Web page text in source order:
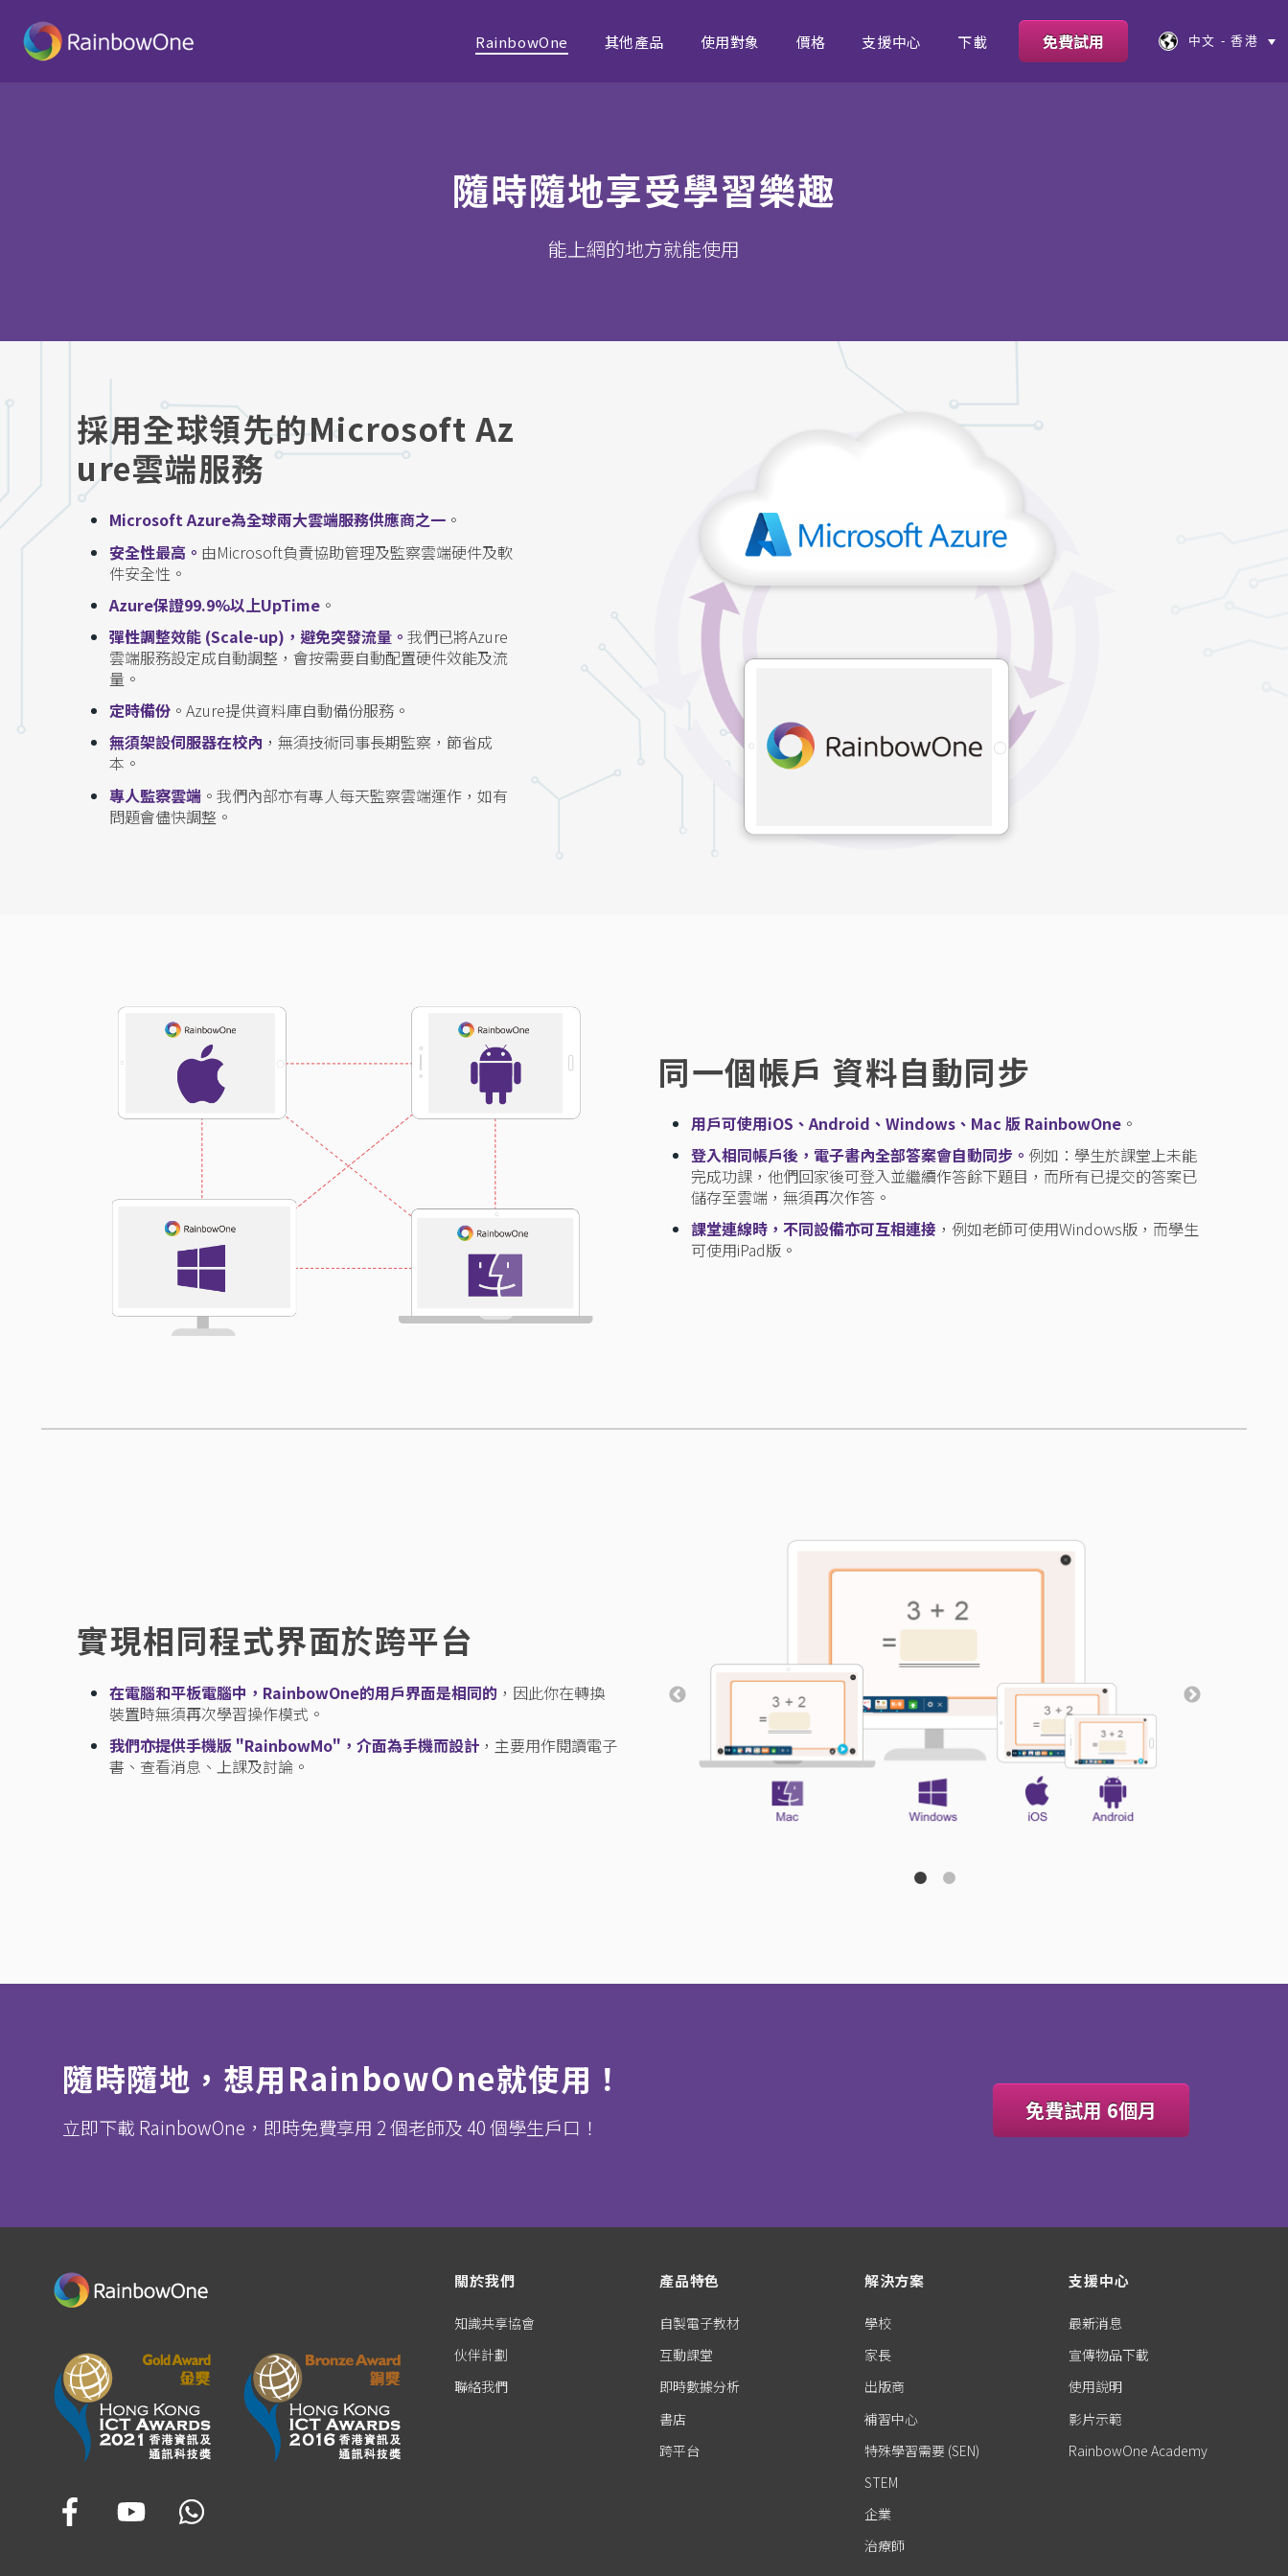
RainbowOne 其他產品 使用對象 價格 支援中心 下載 免費試用 中文 - 香港
隨時隨地享受學習樂趣
能上網的地方就能使用
採用全球領先的Microsoft Az
ure雲端服務
Microsoft Azure為全球兩大雲端服務供應商之一。
安全性最高。 由Microsoft負責協助管理及監察雲端硬件及軟
件安全性。
Azure保證99.9%以上UpTime。
彈性調整效能 (Scale-up)，避免突發流量。 我們已將Azure
雲端服務設定成自動調整，會按需要自動配置硬件效能及流
量。
定時備份。Azure提供資料庫自動備份服務。
無須架設伺服器在校內 ，無須技術同事長期監察，節省成
本。
專人監察雲端。我們內部亦有專人每天監察雲端運作，如有
問題會儘快調整。
同一個帳戶 資料自動同步
用戶可使用iOS、Android、Windows、Mac 版 RainbowOne。
登入相同帳戶後，電子書內全部答案會自動同步。 例如：學生於課堂上未能
完成功課，他們回家後可登入並繼續作答餘下題目，而所有已提交的答案已
儲存至雲端，無須再次作答。
課堂連線時，不同設備亦可互相連接 ，例如老師可使用Windows版，而學生
可使用iPad版。
實現相同程式界面於跨平台
在電腦和平板電腦中，RainbowOne的用戶界面是相同的 ，因此你在轉換
裝置時無須再次學習操作模式。
我們亦提供手機版 "RainbowMo"，介面為手機而設計，主要用作閱讀電子
書、查看消息、上課及討論。
隨時隨地，想用RainbowOne就使用！
立即下載 RainbowOne，即時免費享用 2 個老師及 40 個學生戶口！
免費試用 6個月
關於我們
知識共享協會
伙伴計劃
聯絡我們
產品特色
自製電子教材
互動課堂
即時數據分析
書店
跨平台
解決方案
學校
家長
出版商
補習中心
特殊學習需要 (SEN)
STEM
企業
治療師
支援中心
最新消息
宣傳物品下載
使用說明
影片示範
RainbowOne Academy